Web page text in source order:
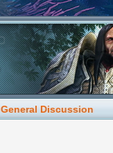
General Discussion